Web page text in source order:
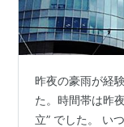
昨夜の豪雨が経
た。時間帯は昨
立” でした。 い